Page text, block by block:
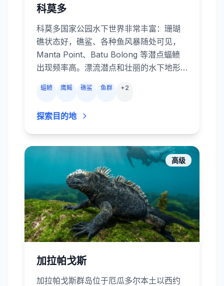
科莫多
科莫多国家公园水下世界非常丰富：珊瑚
礁状态好，礁鲨、各种鱼风暴随处可见，
Manta Point、Batu Bolong 等潜点蝠鲼
出现频率高。漂流潜点和壮丽的水下地形
不会失望。有些潜店还提供2潜+科莫多龙
前巨兽的魅力。
蝠鲼 鹰鳐 礁鲨 鱼群 +2
探索目的地
高级
加拉帕戈斯
加拉帕戈斯群岛位于厄瓜多尔本土以西约